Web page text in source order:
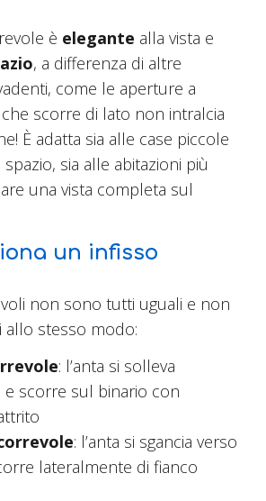
è elegante alla vista e
, a differenza di altre
come le aperture a
che scorre di lato non intralcia
È adatta sia alle case piccole
sia alle abitazioni più
una vista completa sul
un infisso
non sono tutti uguali e non
stesso modo:
: l’anta si solleva
e scorre sul binario con
: l’anta si sgancia verso
lateralmente di fianco